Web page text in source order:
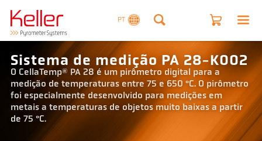
PT
Sistema de medição PA 28-K002
O CellaTemp® PA 28 é um pirômetro digital para a
medição de temperaturas entre 75 e 650 °C. O pirômetro
foi especialmente desenvolvido para medições em
metais a temperaturas de objetos muito baixas a partir
de 75 °C.